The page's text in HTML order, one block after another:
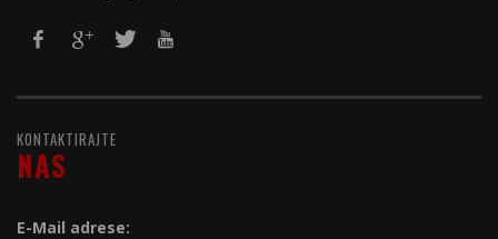
KONTAKTIRAJTE
NAS
E-Mail adrese: